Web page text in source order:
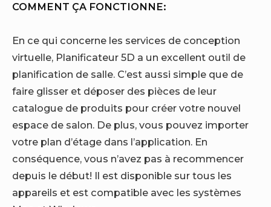
COMMENT ÇA FONCTIONNE:
En ce qui concerne les services de conception
virtuelle, Planificateur 5D a un excellent outil de
planification de salle. C’est aussi simple que de
faire glisser et déposer des pièces de leur
catalogue de produits pour créer votre nouvel
espace de salon. De plus, vous pouvez importer
votre plan d’étage dans l’application. En
conséquence, vous n’avez pas à recommencer
depuis le début! Il est disponible sur tous les
appareils et est compatible avec les systèmes